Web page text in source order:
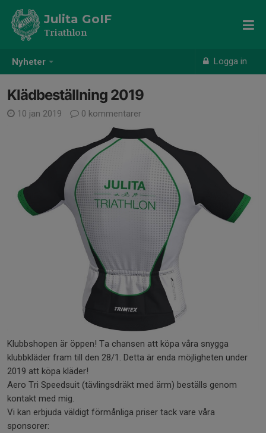
Nyheter Logga in
Julita GoIF
Triathlon
Klädbeställning 2019
10 jan 2019 0 kommentarer
Klubbshopen är öppen! Ta chansen att köpa våra snygga
klubbkläder fram till den 28/1. Detta är enda möjligheten under
2019 att köpa kläder!
Aero Tri Speedsuit (tävlingsdräkt med ärm) beställs genom
kontakt med mig.
Vi kan erbjuda väldigt förmånliga priser tack vare våra
sponsorer: